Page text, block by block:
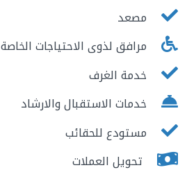
مصعد
مرافق لذوى الاحتياجات الخاصة
خدمة الغرف
خدمات الاستقبال والارشاد
مستودع للحقائب
تحويل العملات